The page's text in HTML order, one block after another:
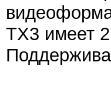
TX3 имеет